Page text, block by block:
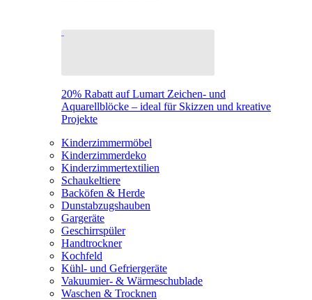
20% Rabatt auf Lumart Zeichen- und
Aquarellblöcke – ideal für Skizzen und kreative
Projekte
Kinderzimmermöbel
Kinderzimmerdeko
Kinderzimmertextilien
Schaukeltiere
Backöfen & Herde
Dunstabzugshauben
Gargeräte
Geschirrspüler
Handtrockner
Kochfeld
Kühl- und Gefriergeräte
Vakuumier- & Wärmeschublade
Waschen & Trocknen